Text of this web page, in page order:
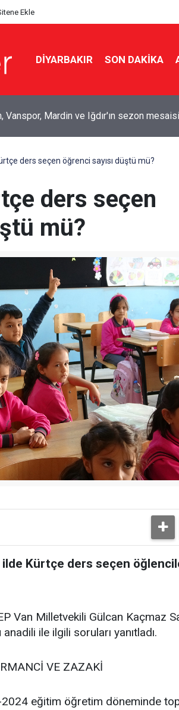
Ekle
DIYARBAKIR SON DAKIKA
baraj gölünde kadın cesedi bulundu
ders seçen öğrenci sayısı düştü mü?
ders seçen
mü?
Kürtçe ders seçen
Van Milletvekili Gülcan Kaçmaz
ile ilgili soruları yanıtladı.
VE ZAZAKİ
eğitim öğretim döneminde